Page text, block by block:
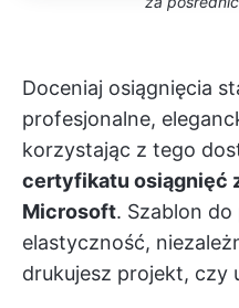
Doceniaj osiągnięcia
profesjonalne,
korzystając z tego
certyfikatu osiągnięć
Microsoft. Szablon
elastyczność,
drukujesz projekt, czy